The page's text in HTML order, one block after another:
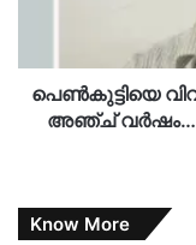
വര്‍ഷം
കഠിന
തടവും
പെണ്‍കുട്ടിയെ
അഞ്ച്
Know More